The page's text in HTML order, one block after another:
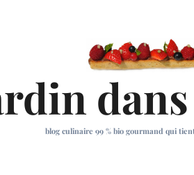
blog culinaire 99 % bio gourmand qui